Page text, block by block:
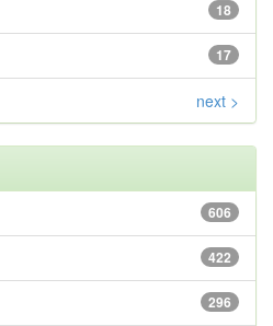
18
17
next >
606
422
296